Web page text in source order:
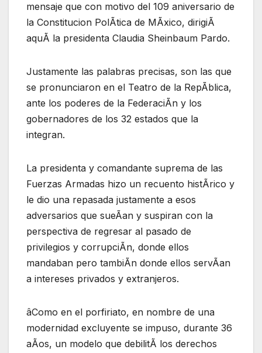
mensaje que con motivo del 109 aniversario de
la Constitucion PolÃtica de MÃxico, dirigiÃ
aquÃ la presidenta Claudia Sheinbaum Pardo.
Justamente las palabras precisas, son las que
se pronunciaron en el Teatro de la RepÃblica,
ante los poderes de la FederaciÃn y los
gobernadores de los 32 estados que la
integran.
La presidenta y comandante suprema de las
Fuerzas Armadas hizo un recuento histÃrico y
le dio una repasada justamente a esos
adversarios que sueÃan y suspiran con la
perspectiva de regresar al pasado de
privilegios y corrupciÃn, donde ellos
mandaban pero tambiÃn donde ellos servÃan
a intereses privados y extranjeros.
âComo en el porfiriato, en nombre de una
modernidad excluyente se impuso, durante 36
aÃos, un modelo que debilitÃ los derechos